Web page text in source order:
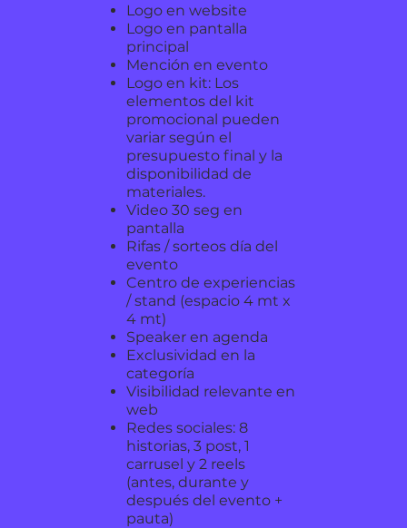
Logo en website
Logo en pantalla
principal
Mención en evento
Logo en kit: Los
elementos del kit
promocional pueden
variar según el
presupuesto final y la
disponibilidad de
materiales.
Video 30 seg en
pantalla
Rifas / sorteos día del
evento
Centro de experiencias
/ stand (espacio 4 mt x
4 mt)
Speaker en agenda
Exclusividad en la
categoría
Visibilidad relevante en
web
Redes sociales: 8
historias, 3 post, 1
carrusel y 2 reels
(antes, durante y
después del evento +
pauta)